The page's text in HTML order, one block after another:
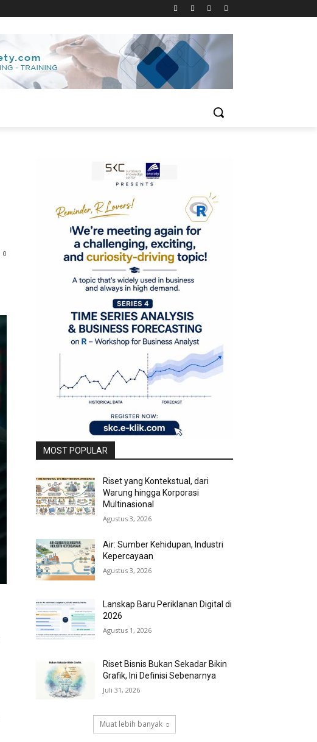
0
MOST POPULAR
Riset yang Kontekstual, dari
Warung hingga Korporasi
Multinasional
Agustus 3, 2026
Air: Sumber Kehidupan, Industri
Kepercayaan
Agustus 3, 2026
Lanskap Baru Periklanan Digital di
2026
Agustus 1, 2026
Riset Bisnis Bukan Sekadar Bikin
Grafik, Ini Definisi Sebenarnya
Juli 31, 2026
Muat lebih banyak